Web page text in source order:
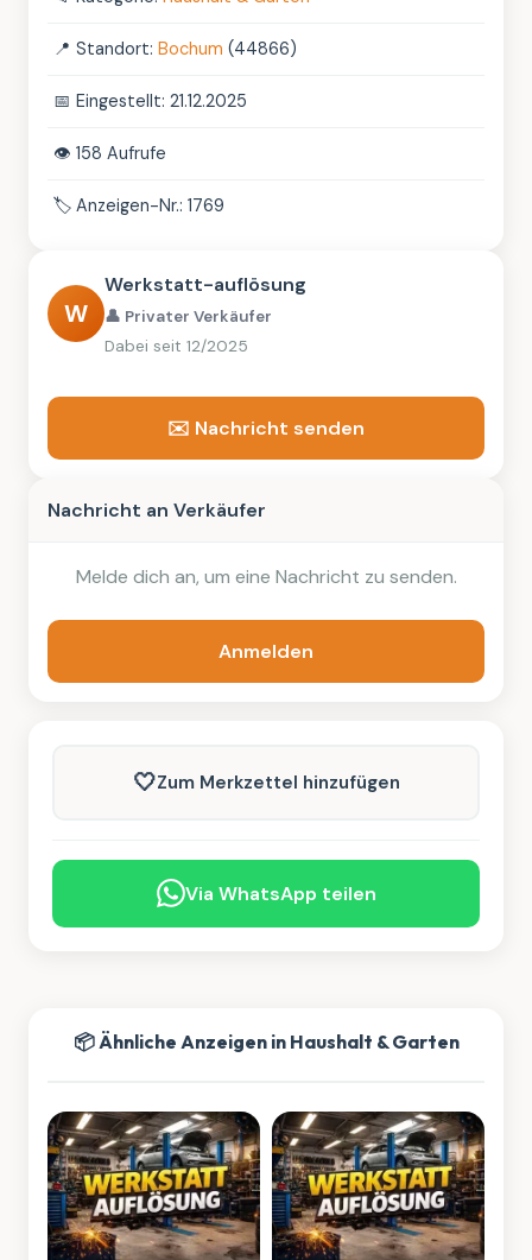
📍 Standort: Bochum (44866)
📅 Eingestellt: 21.12.2025
👁️ 158 Aufrufe
🏷️ Anzeigen-Nr.: 1769
W
Werkstatt-auflösung
👤 Privater Verkäufer
Dabei seit 12/2025
✉️ Nachricht senden
Nachricht an Verkäufer
Melde dich an, um eine Nachricht zu senden.
Anmelden
🤍Zum Merkzettel hinzufügen
Via WhatsApp teilen
📦 Ähnliche Anzeigen in Haushalt & Garten